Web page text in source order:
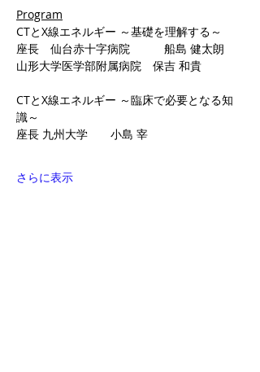
Program
CTとX線エネルギー ～基礎を理解する～
座長　仙台赤十字病院　　　船島 健太朗
山形大学医学部附属病院　保吉 和貴
CTとX線エネルギー ～臨床で必要となる知
識～
座長 九州大学　　小島 宰
さらに表示